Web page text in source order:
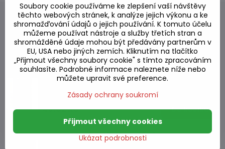
Alternativní produkty
Mango v sirupu 425g
Skladem
49,62 Kč Do košíku
Mangové pyré Alphonso 850g
Soubory cookie používáme ke zlepšení vaší návštěvy
těchto webových stránek, k analýze jejich výkonu a ke
shromažďování údajů o jejich používání. K tomuto účelu
můžeme používat nástroje a služby třetích stran a
shromážděné údaje mohou být předávány partnerům v
EU, USA nebo jiných zemích. Kliknutím na tlačítko
„Přijmout všechny soubory cookie" s tímto zpracováním
souhlasíte. Podrobné informace naleznete níže nebo
můžete upravit své preference.
Zásady ochrany soukromí
Ukázat podrobnosti
Přijmout všechny cookies